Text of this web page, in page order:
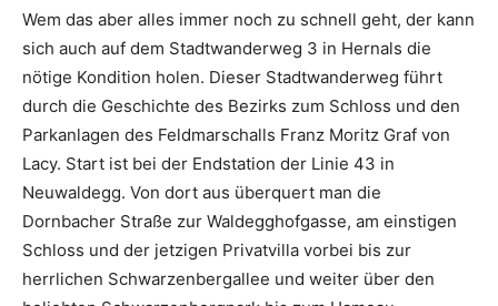
Wem das aber alles immer noch zu schnell geht, der kann
sich auch auf dem Stadtwanderweg 3 in Hernals die
nötige Kondition holen. Dieser Stadtwanderweg führt
durch die Geschichte des Bezirks zum Schloss und den
Parkanlagen des Feldmarschalls Franz Moritz Graf von
Lacy. Start ist bei der Endstation der Linie 43 in
Neuwaldegg. Von dort aus überquert man die
Dornbacher Straße zur Waldegghofgasse, am einstigen
Schloss und der jetzigen Privatvilla vorbei bis zur
herrlichen Schwarzenbergallee und weiter über den